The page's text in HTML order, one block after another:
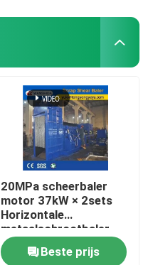
20MPa scheerbaler
motor 37kW × 2sets
Horizontale
metaalschrootbaler
voor recycling van
zwaar schroot
Beste prijs